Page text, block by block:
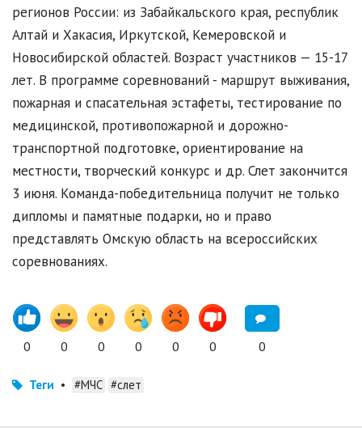
регионов России: из Забайкальского края, республик
Алтай и Хакасия, Иркутской, Кемеровской и
Новосибирской областей. Возраст участников — 15-17
лет. В программе соревнований - маршрут выживания,
пожарная и спасательная эстафеты, тестирование по
медицинской, противопожарной и дорожно-
транспортной подготовке, ориентирование на
местности, творческий конкурс и др. Слет закончится
3 июня. Команда-победительница получит не только
дипломы и памятные подарки, но и право
представлять Омскую область на всероссийских
соревнованиях.
0 0 0 0 0 0 0
Теги • #МЧС #слет